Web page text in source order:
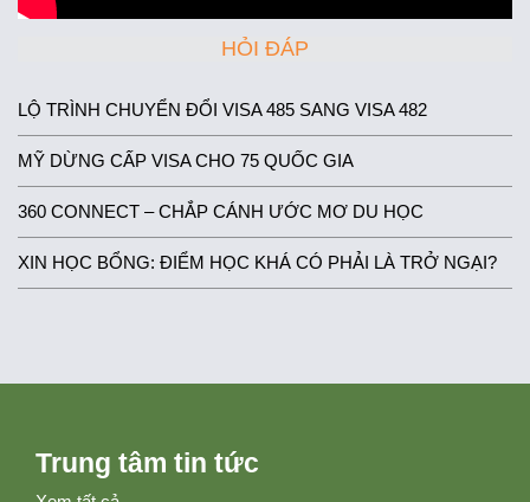
HỎI ĐÁP
LỘ TRÌNH CHUYỂN ĐỔI VISA 485 SANG VISA 482
MỸ DỪNG CẤP VISA CHO 75 QUỐC GIA
360 CONNECT – CHẮP CÁNH ƯỚC MƠ DU HỌC
XIN HỌC BỔNG: ĐIỂM HỌC KHÁ CÓ PHẢI LÀ TRỞ NGẠI?
Trung tâm tin tức